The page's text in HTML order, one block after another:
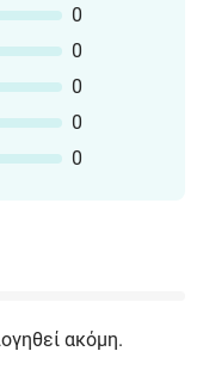
0
0
0
0
0
ακόμη.